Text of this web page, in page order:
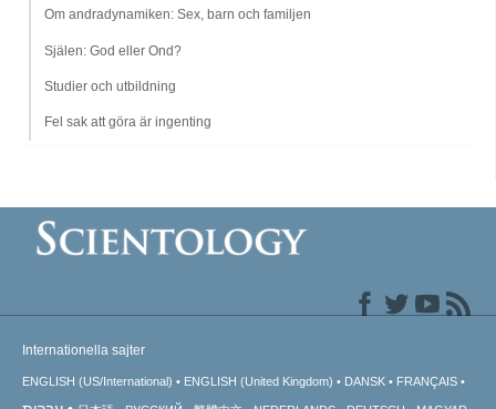
Om andradynamiken: Sex, barn och familjen
Själen: God eller Ond?
Studier och utbildning
Fel sak att göra är ingenting
Internationella sajter
ENGLISH (US/International) ENGLISH (United Kingdom) DANSK FRANÇAIS